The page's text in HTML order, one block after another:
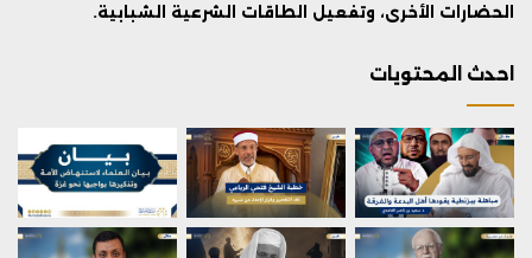
الحضارات الأخرى، وتفعيل الطاقات الشرعية الشبابية.
احدث المحتويات